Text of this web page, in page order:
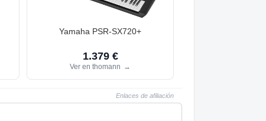
Yamaha PSR-SX720+
1.379 €
Ver en thomann →
Enlaces de afiliación